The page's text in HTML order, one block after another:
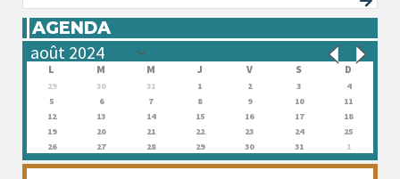
AGENDA
L M M J V S D
29 30 31 1 2 3
4
5
6 7 8 9 10
11
12
13 14 15 16 17
18
19
20 21 22 23 24
25
26
27 28 29 30 31 1